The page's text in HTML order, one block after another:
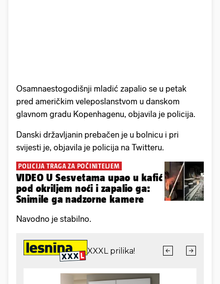
Osamnaestogodišnji mladić zapalio se u petak
pred američkim veleposlanstvom u danskom
glavnom gradu Kopenhagenu, objavila je policija.
Danski državljanin prebačen je u bolnicu i pri
svijesti je, objavila je policija na Twitteru.
POLICIJA TRAGA ZA POČINITELJEM
VIDEO U Sesvetama upao u kafić
pod okriljem noći i zapalio ga:
Snimile ga nadzorne kamere
Navodno je stabilno.